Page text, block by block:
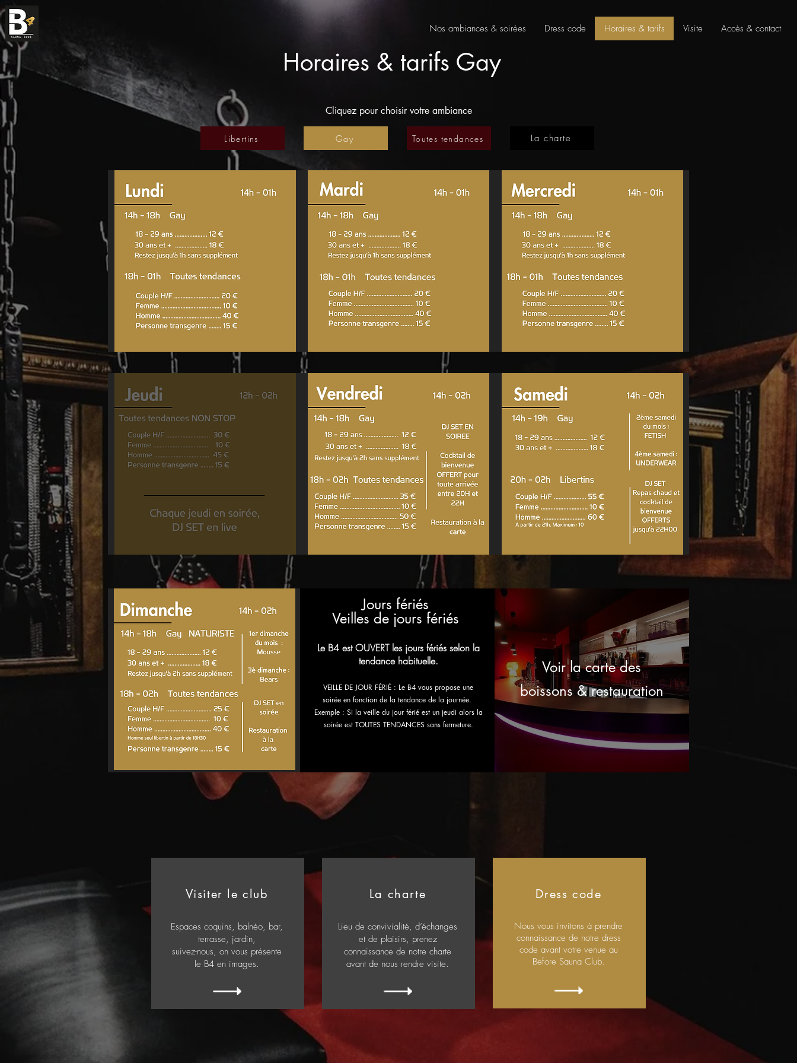
Nos ambiances & soirées Dress code Horaires & tarifs Visite Accès & contact
Horaires & tarifs Gay
Cliquez pour choisir votre ambiance
Libertins Gay Toutes tendances La charte
Jours fériés
Veilles de jours fériés
Le B4 est OUVERT les jours fériés selon la
tendance habituelle.
VEILLE DE JOUR FÉRIÉ : Le B4 vous propose une
soirée en fonction de la tendance de la journée.
Exemple : Si la veille du jour férié est un jeudi alors la
soirée est TOUTES TENDANCES sans fermeture.
Voir la carte des
boissons & restauration
Visiter le club
Espaces coquins, balnéo, bar,
terrasse, jardin,
suivez-nous, on vous présente
le B4 en images.
La charte
Lieu de convivialité, d’échanges
et de plaisirs, prenez
connaissance de notre charte
avant de nous rendre visite.
Dress code
Nous vous invitons à prendre
connaissance de notre dress
code avant votre venue au
Before Sauna Club.